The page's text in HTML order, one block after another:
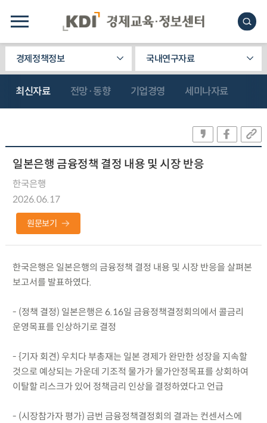
경제정책정보 국내연구자료
최신자료 전망·동향 기업경영 세미나자료
일본은행 금융정책 결정 내용 및 시장 반응
한국은행
2026.06.17
원문보기
한국은행은 일본은행의 금융정책 결정 내용 및 시장 반응을 살펴본
보고서를 발표하였다.
- (정책 결정) 일본은행은 6.16일 금융정책결정회의에서 콜금리
운영목표를 인상하기로 결정
- {기자 회견) 우치다 부총재는 일본 경제가 완만한 성장을 지속할
것으로 예상되는 가운데 기조적 물가가 물가안정목표를 상회하여
이탈할 리스크가 있어 정책금리 인상을 결정하였다고 언급
- (시장참가자 평가) 금번 금융정책결정회의 결과는 컨센서스에